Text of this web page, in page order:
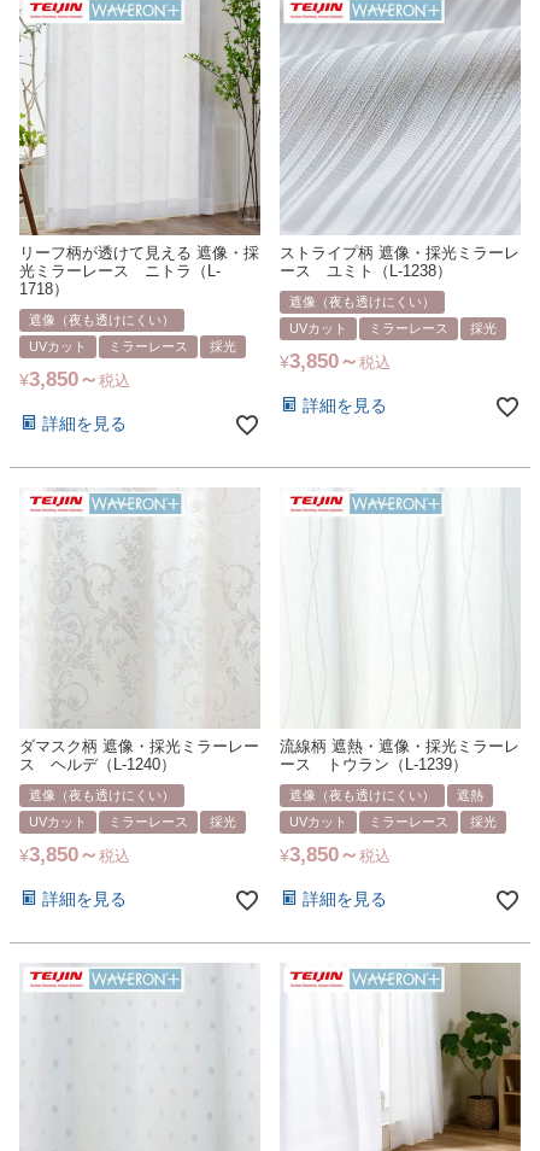
リーフ柄が透けて見える 遮像・採
光ミラーレース ニトラ（L-
1718）
遮像（夜も透けにくい）
UVカット
ミラーレース 採光
¥3,850 税込
詳細を見る
ストライプ柄 遮像・採光ミラーレ
ース ユミト（L-1238）
遮像（夜も透けにくい）
UVカット
ミラーレース 採光
¥3,850 税込
詳細を見る
ダマスク柄 遮像・採光ミラーレー
ス ヘルデ（L-1240）
遮像（夜も透けにくい）
UVカット
ミラーレース 採光
¥3,850 税込
詳細を見る
流線柄 遮熱・遮像・採光ミラーレ
ース トウラン（L-1239）
遮像（夜も透けにくい）
遮熱
UVカット
ミラーレース 採光
¥3,850 税込
詳細を見る